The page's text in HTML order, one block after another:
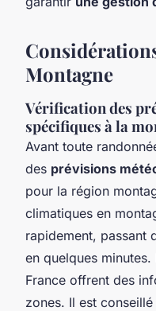
Montagne
Vérification des
spécifiques à la
Avant toute
des prévisions
pour la région
climatiques en
rapidement, passant
en quelques
France offrent des
zones. Il est